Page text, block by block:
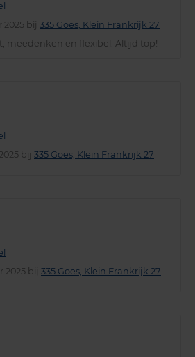
2025 bij 335 Goes, Klein Frankrijk 27
meedenken en flexibel. Altijd top!
bij 335 Goes, Klein Frankrijk 27
2025 bij 335 Goes, Klein Frankrijk 27